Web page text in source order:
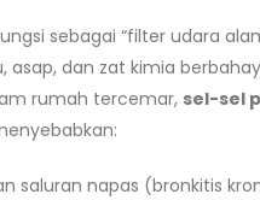
sebagai “filter udara
asap, dan zat kimia
rumah tercemar, sel-sel
saluran napas (bronkitis